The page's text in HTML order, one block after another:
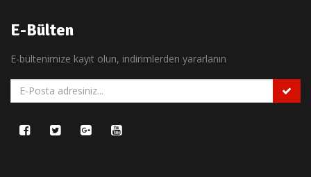
E-Bülten
E-bültenimize kayıt olun, indirimlerden yararlanın